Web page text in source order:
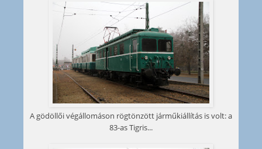
A gödöllői végállomáson rögtönzött járműkiállítás is volt: a
83-as Tigris...